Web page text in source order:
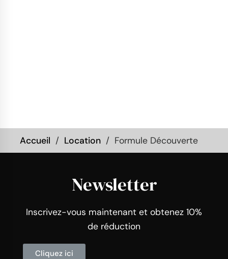
Accueil Location Formule Découverte
Newsletter
Inscrivez-vous maintenant et obtenez 10%
de réduction
Cliquez ici